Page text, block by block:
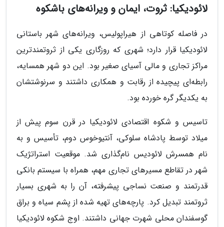
لائودیکیا: ثروت، ایمان و ویرانه‌های باشکوه
در فاصله کوتاهی از هیراپولیس، ویرانه‌های شهر باستانی
لائودیکیا قرار دارد؛ شهری که روزگاری یکی از ثروتمندترین
مراکز تجاری و مالی آسیای صغیر بود. این دو شهر همسایه،
رابطه‌ای پیچیده از رقابت و همکاری داشتند و سرنوشتشان
به یکدیگر گره خورده بود.
تاسیس و شکوه اقتصادی لائودیکیا در قرن سوم پیش از
میلاد توسط پادشاه سلوکی، آنتیوخوس دوم، تأسیس و به
نام همسرش لائودیس نام‌گذاری شد. موقعیت استراتژیک
شهر در تقاطع مسیرهای تجاری مهم، همراه با سیستم بانکی
قدرتمند و صنعت نساجی پیشرفته، آن را به شهری بسیار
ثروتمند تبدیل کرد. پارچه‌های تهیه شده از پشم سیاه و براق
گوسفندان محلی شهرت جهانی داشتند. اوج شکوه لائودیکیا